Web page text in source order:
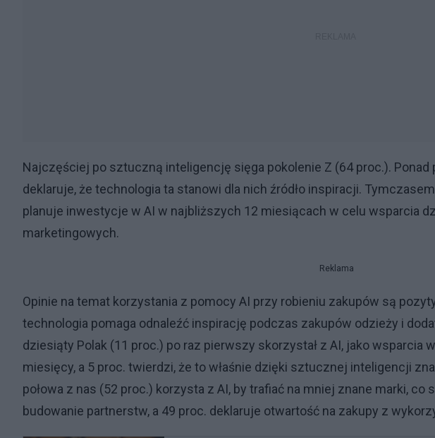
Najczęściej po sztuczną inteligencję sięga pokolenie Z (64 proc.). Ponad
deklaruje, że technologia ta stanowi dla nich źródło inspiracji.
planuje inwestycje w AI w najbliższych 12 miesiącach w celu wsparcia
marketingowych.
Reklama
Opinie na temat korzystania z pomocy AI przy robieniu zakupów są
technologia pomaga odnaleźć inspirację podczas zakupów odzieży i
dziesiąty Polak (11 proc.) po raz pierwszy skorzystał z AI, jako wsparcia
miesięcy, a 5 proc. twierdzi, że to właśnie dzięki sztucznej inteligencji
połowa z nas (52 proc.) korzysta z AI, by trafiać na mniej znane marki,
budowanie partnerstw, a 49 proc. deklaruje otwartość na zakupy z